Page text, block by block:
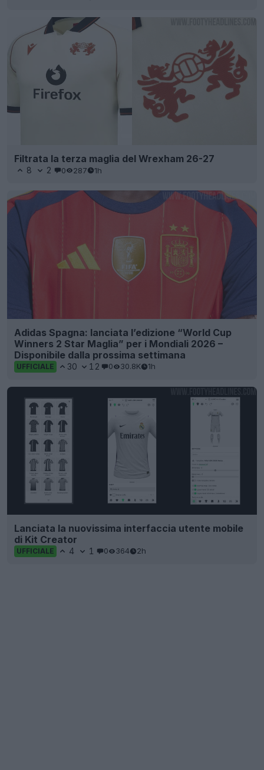
Filtrata la terza maglia del Wrexham 26-27
8 2 0 287 1h
Adidas Spagna: lanciata l’edizione “World Cup
Winners 2 Star Maglia” per i Mondiali 2026 –
Disponibile dalla prossima settimana
UFFICIALE 30 12 0 30.8K 1h
Lanciata la nuovissima interfaccia utente mobile
di Kit Creator
UFFICIALE 4 1 0 364 2h